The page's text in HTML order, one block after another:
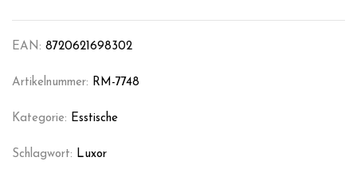
EAN: 8720621698302
Artikelnummer: RM-7748
Kategorie: Esstische
Schlagwort: Luxor